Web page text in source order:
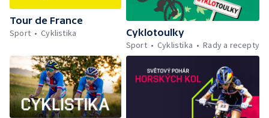
Tour de France
Sport
Cyklistika
Cyklotoulky
Sport
Cyklistika Rady a recepty